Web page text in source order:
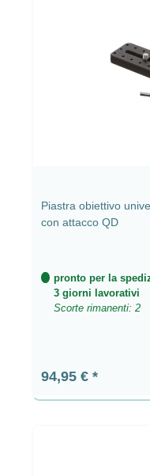
Piastra obiettivo
con attacco QD
pronto per la
3 giorni lavorativi
Scorte rimanenti: 2
Prezzo normale:
94,95 €